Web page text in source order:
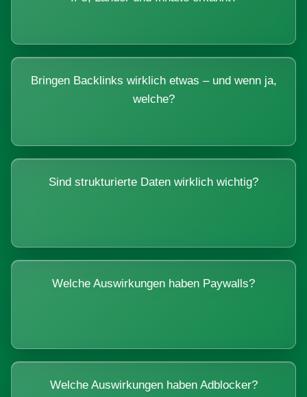
Bringen Backlinks wirklich etwas – und wenn ja,
welche?
Sind strukturierte Daten wirklich wichtig?
Welche Auswirkungen haben Paywalls?
Welche Auswirkungen haben Adblocker?